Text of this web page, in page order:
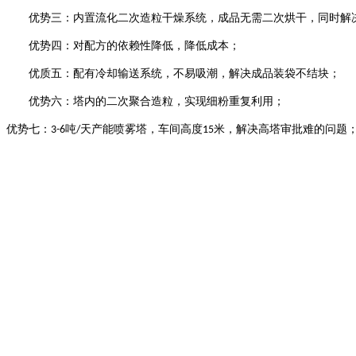
优势三：内置流化二次造粒干燥系统，成品无需二次烘干，同时解
优势四：对配方的依赖性降低，降低成本；
优质五：配有冷却输送系统，不易吸潮，解决成品装袋不结块；
优势六：塔内的二次聚合造粒，实现细粉重复利用；
优势七： 3-6吨/天产能喷雾塔，车间高度15米，解决高塔审批难的问题；